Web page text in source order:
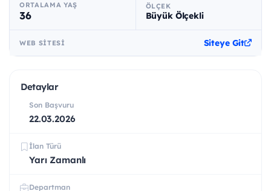
ORTALAMA YAŞ
36
ÖLÇEK
Büyük Ölçekli
WEB SITESI Siteye Git
Detaylar
Son Başvuru
22.03.2026
İlan Türü
Yarı Zamanlı
Departman